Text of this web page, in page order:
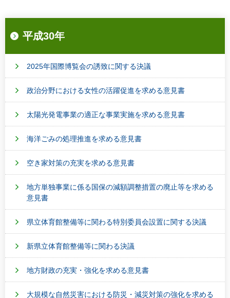
平成30年
2025年国際博覧会の誘致に関する決議
政治分野における女性の活躍促進を求める意見書
太陽光発電事業の適正な事業実施を求める意見書
海洋ごみの処理推進を求める意見書
空き家対策の充実を求める意見書
地方単独事業に係る国保の減額調整措置の廃止等を求める
意見書
県立体育館整備等に関わる特別委員会設置に関する決議
新県立体育館整備等に関わる決議
地方財政の充実・強化を求める意見書
大規模な自然災害における防災・減災対策の強化を求める